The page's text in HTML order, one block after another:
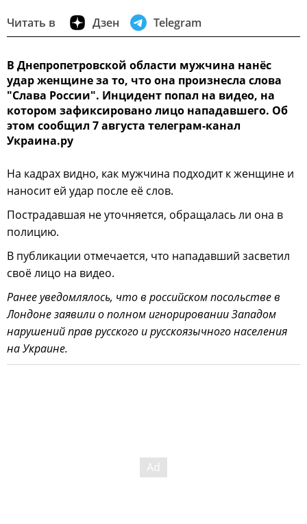
Читать в Дзен Telegram
В Днепропетровской области мужчина нанёс
удар женщине за то, что она произнесла слова
"Слава России". Инцидент попал на видео, на
котором зафиксировано лицо нападавшего. Об
этом сообщил 7 августа телеграм-канал
Украина.ру
На кадрах видно, как мужчина подходит к женщине и
наносит ей удар после её слов.
Пострадавшая не уточняется, обращалась ли она в
полицию.
В публикации отмечается, что нападавший засветил
своё лицо на видео.
Ранее уведомлялось, что в российском посольстве в
Лондоне заявили о полном игнорировании Западом
нарушений прав русского и русскоязычного населения
на Украине.